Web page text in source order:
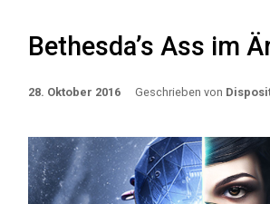
Bethesda’s Ass im
28. Oktober 2016 Geschrieben von